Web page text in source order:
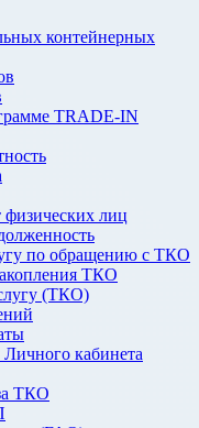
контейнерных
TRADE-IN
лиц
по обращению с ТКО
ТКО
(ТКО)
кабинета
ТКО